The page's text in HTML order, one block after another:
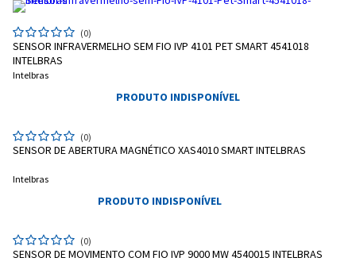
Entrega Flash
Cartão de crédito
Retire na Loja
(0)
SENSOR INFRAVERMELHO SEM FIO IVP 4101 PET SMART 4541018
INTELBRAS
Intelbras
PRODUTO INDISPONÍVEL
(0)
SENSOR DE ABERTURA MAGNÉTICO XAS4010 SMART INTELBRAS
Intelbras
PRODUTO INDISPONÍVEL
(0)
SENSOR DE MOVIMENTO COM FIO IVP 9000 MW 4540015 INTELBRAS